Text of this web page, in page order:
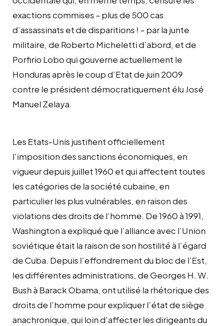
exactions commises – plus de 500 cas
d’assassinats et de disparitions ! – par la junte
militaire, de Roberto Micheletti d’abord, et de
Porfirio Lobo qui gouverne actuellement le
Honduras après le coup d’Etat de juin 2009
contre le président démocratiquement élu José
Manuel Zelaya.
Les Etats-Unis justifient officiellement
l’imposition des sanctions économiques, en
vigueur depuis juillet 1960 et qui affectent toutes
les catégories de la société cubaine, en
particulier les plus vulnérables, en raison des
violations des droits de l’homme. De 1960 à 1991,
Washington a expliqué que l’alliance avec l’Union
soviétique était la raison de son hostilité à l’égard
de Cuba. Depuis l’effondrement du bloc de l’Est,
les différentes administrations, de Georges H. W.
Bush à Barack Obama, ont utilisé la rhétorique des
droits de l’homme pour expliquer l’état de siège
anachronique, qui loin d’affecter les dirigeants du